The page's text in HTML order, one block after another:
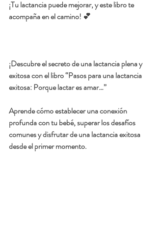
¡Tu lactancia puede mejorar, y este libro te
acompaña en el camino! 💕
¡Descubre el secreto de una lactancia plena y
exitosa con el libro “Pasos para una lactancia
exitosa: Porque lactar es amar…”
Aprende cómo establecer una conexión
profunda con tu bebé, superar los desafíos
comunes y disfrutar de una lactancia exitosa
desde el primer momento.